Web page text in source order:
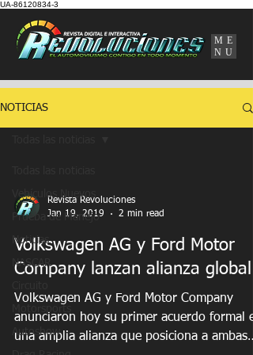
UA-86120834-3
ME
NU
NOTICIAS
Vehículos Nuevos
Prueba de Manejo
Noticias
NASCAR
Motorsports
Autoshow
Revista Revoluciones
Jan 19, 2019
2 min read
Volkswagen AG y Ford Motor
Company lanzan alianza global
Volkswagen AG y Ford Motor Company
anunciaron hoy su primer acuerdo formal
una amplia alianza que posiciona a ambas